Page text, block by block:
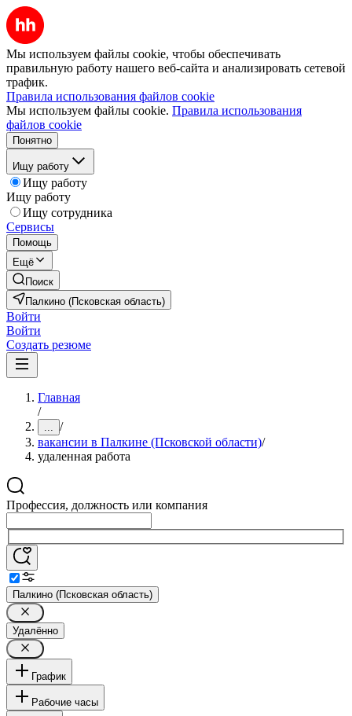
Мы используем файлы cookie, чтобы обеспечивать
правильную работу нашего веб-сайта и анализировать сетевой
трафик.
Правила использования файлов cookie
Мы используем файлы cookie. Правила использования
файлов cookie
Понятно
Ищу работу
Ищу работу
Ищу работу
Ищу сотрудника
Сервисы
Помощь
Ещё
Поиск
Палкино (Псковская область)
Войти
Войти
Создать резюме
Главная
/
... /
вакансии в Палкине (Псковской области)/
удаленная работа
Профессия, должность или компания
Палкино (Псковская область)
Удалённо
График
Рабочие часы